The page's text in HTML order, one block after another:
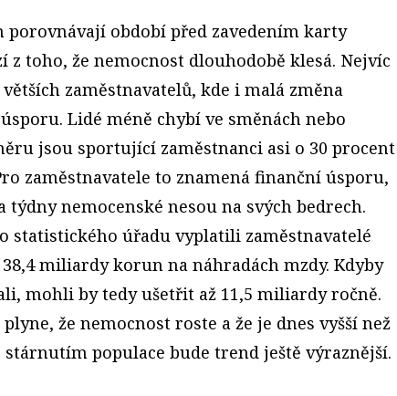
porovnávají období před zavedením karty
z toho, že nemocnost dlouhodobě klesá. Nejvíc
zaměstnavatelů, kde i malá změna
Lidé méně chybí ve směnách nebo
jsou sportující zaměstnanci asi o 30 procent
zaměstnavatele to znamená finanční úsporu,
týdny nemocenské nesou na svých bedrech.
statistického úřadu vyplatili zaměstnavatelé
miliardy korun na náhradách mzdy. Kdyby
mohli by tedy ušetřit až 11,5 miliardy ročně.
že nemocnost roste a že je dnes vyšší než
stárnutím populace bude trend ještě výraznější.